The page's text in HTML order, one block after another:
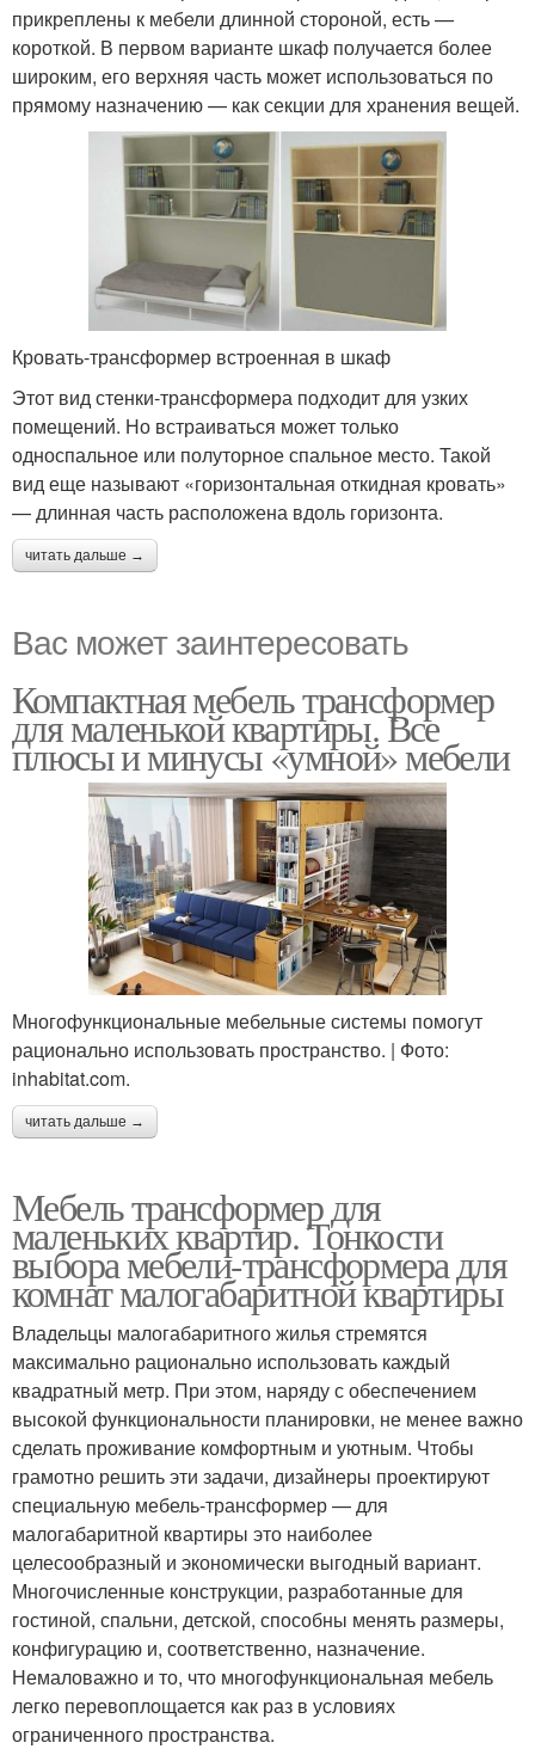
прикреплены к мебели длинной стороной, есть —
короткой. В первом варианте шкаф получается более
широким, его верхняя часть может использоваться по
прямому назначению — как секции для хранения вещей.
Кровать-трансформер встроенная в шкаф
Этот вид стенки-трансформера подходит для узких
помещений. Но встраиваться может только
односпальное или полуторное спальное место. Такой
вид еще называют «горизонтальная откидная кровать»
— длинная часть расположена вдоль горизонта.
читать дальше →
Вас может заинтересовать
Компактная мебель трансформер
для маленькой квартиры. Все
плюсы и минусы «умной» мебели
Многофункциональные мебельные системы помогут
рационально использовать пространство. | Фото:
inhabitat.com.
читать дальше →
Мебель трансформер для
маленьких квартир. Тонкости
выбора мебели-трансформера для
комнат малогабаритной квартиры
Владельцы малогабаритного жилья стремятся
максимально рационально использовать каждый
квадратный метр. При этом, наряду с обеспечением
высокой функциональности планировки, не менее важно
сделать проживание комфортным и уютным. Чтобы
грамотно решить эти задачи, дизайнеры проектируют
специальную мебель-трансформер — для
малогабаритной квартиры это наиболее
целесообразный и экономически выгодный вариант.
Многочисленные конструкции, разработанные для
гостиной, спальни, детской, способны менять размеры,
конфигурацию и, соответственно, назначение.
Немаловажно и то, что многофункциональная мебель
легко перевоплощается как раз в условиях
ограниченного пространства.